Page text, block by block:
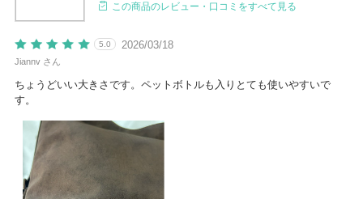
この商品のレビュー・口コミをすべて見る
2026/03/18
5.0
Jiannv さん
ちょうどいい大きさです。ペットボトルも入りとても使いやすいで
す。